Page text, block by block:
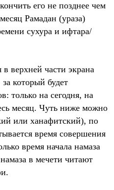
его не позднее чем
Рамадан (ураза)
сухура и ифтара/
верхней части экрана
который будет
только на сегодня, на
месяц. Чуть ниже можно
или ханафитский), по
время совершения
время начала намаза
в мечети читают